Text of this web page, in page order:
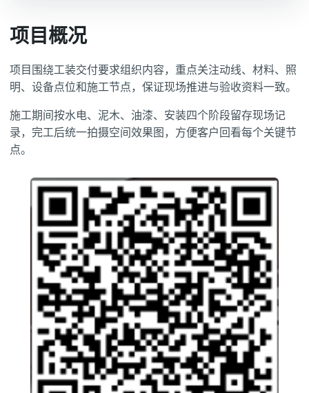
项目概况
项目围绕工装交付要求组织内容，重点关注动线、材料、照
明、设备点位和施工节点，保证现场推进与验收资料一致。
施工期间按水电、泥木、油漆、安装四个阶段留存现场记
录，完工后统一拍摄空间效果图，方便客户回看每个关键节
点。